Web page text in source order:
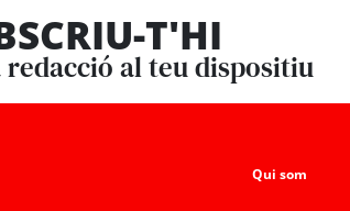
T'HI
redacció al teu dispositiu
Qui som